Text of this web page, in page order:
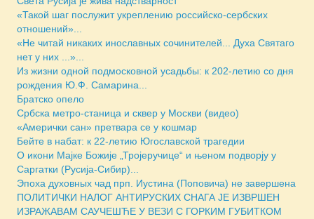
«Такой шаг послужит укреплению российско-сербских
отношений»...
«Не читай никаких инославных сочинителей... Духа Святаго
нет у них ...»...
Из жизни одной подмосковной усадьбы: к 202-летию со дня
рождения Ю.Ф. Самарина...
Братско опело
Србска метро-станица и сквер у Москви (видео)
«Амерички сан» претвара се у кошмар
Бейте в набат: к 22-летию Югославской трагедии
О икони Мајке Божије „Тројеручице“ и њеном подворју у
Саргатки (Русија-Сибир)...
Эпоха духовных чад прп. Иустина (Поповича) не завершена
ПОЛИТИЧКИ НАЛОГ АНТИРУСКИХ СНАГА ЈЕ ИЗВРШЕН
ИЗРАЖАВАМ САУЧЕШЋЕ У ВЕЗИ С ГОРКИМ ГУБИТКОМ